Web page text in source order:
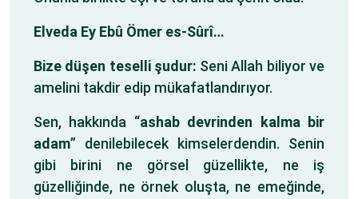
Elveda Ey Ebû Ömer es-Sûrî…
Bize düşen teselli şudur: Seni Allah biliyor ve
amelini takdir edip mükafatlandırıyor.
Sen, hakkında “ashab devrinden kalma bir
adam” denilebilecek kimselerdendin. Senin
gibi birini ne görsel güzellikte, ne iş
güzelliğinde, ne örnek oluşta, ne emeğinde,